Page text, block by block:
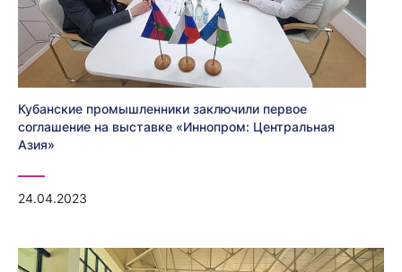
Кубанские промышленники заключили первое
соглашение на выставке «Иннопром: Центральная
Азия»
24.04.2023